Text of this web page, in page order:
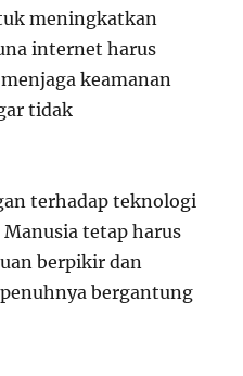
meningkatkan
internet harus
keamanan
tidak
terhadap teknologi
tetap harus
berpikir dan
bergantung